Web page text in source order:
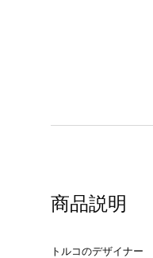
商品説明
トルコのデザイナー